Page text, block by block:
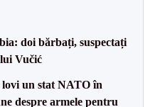
doi bărbați, suspectați
Vučić
un stat NATO în
despre armele pentru